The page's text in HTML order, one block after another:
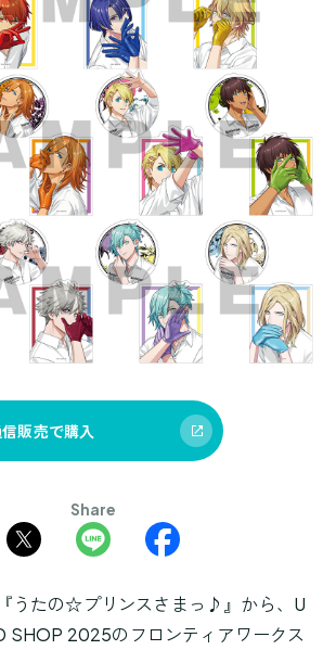
販売で購入
Share
うたの☆プリンスさまっ♪』から、U
SHOP 2025のフロンティアワークス